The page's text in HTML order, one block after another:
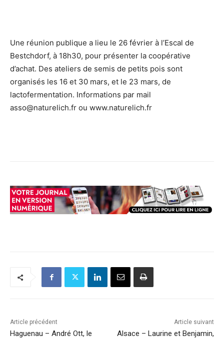
Une réunion publique a lieu le 26 février à l’Escal de
Bestchdorf, à 18h30, pour présenter la coopérative
d’achat. Des ateliers de semis de petits pois sont
organisés les 16 et 30 mars, et le 23 mars, de
lactofermentation. Informations par mail
asso@naturelich.fr ou www.naturelich.fr
Article précédent
Haguenau – André Ott, le
Article suivant
Alsace – Laurine et Benjamin,